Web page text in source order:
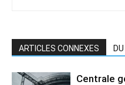
ARTICLES CONNEXES
Centrale